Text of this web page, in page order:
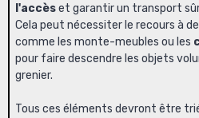
l'accèset garantir un transport
Cela peut nécessiter le recours à
comme les monte-meubles ou les
pour faire descendre les objets
grenier.
Tous ces éléments devront être